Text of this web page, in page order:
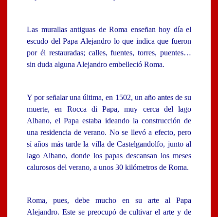
Las murallas antiguas de Roma enseñan hoy día el
escudo del Papa Alejandro lo que indica que fueron
por él restauradas; calles, fuentes, torres, puentes…
sin duda alguna Alejandro embelleció Roma.
Y por señalar una última, en 1502, un año antes de su
muerte, en Rocca di Papa, muy cerca del lago
Albano, el Papa estaba ideando la construcción de
una residencia de verano. No se llevó a efecto, pero
sí años más tarde la villa de Castelgandolfo, junto al
lago Albano, donde los papas descansan los meses
calurosos del verano, a unos 30 kilómetros de Roma.
Roma, pues, debe mucho en su arte al Papa
Alejandro. Este se preocupó de cultivar el arte y de